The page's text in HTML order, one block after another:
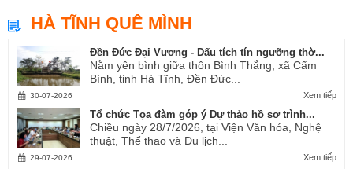
HÀ TĨNH QUÊ MÌNH
Đền Đức Đại Vương - Dấu tích tín ngưỡng thờ...
Nằm yên bình giữa thôn Bình Thắng, xã Cẩm
Bình, tỉnh Hà Tĩnh, Đền Đức...
Xem tiếp
30-07-2026
Tổ chức Tọa đàm góp ý Dự thảo hồ sơ trình...
Chiều ngày 28/7/2026, tại Viện Văn hóa, Nghệ
thuật, Thể thao và Du lịch...
Xem tiếp
29-07-2026